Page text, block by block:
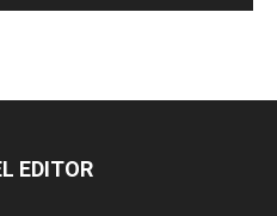
EDITOR